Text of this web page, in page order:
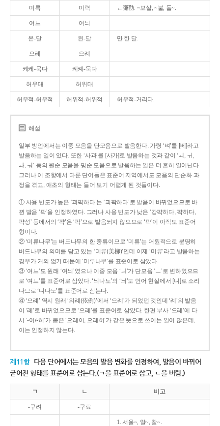
미륵 미력 ←彌勒. ~보살, ~불, 돌~.
여느 여늬
온-달 왼-달 만 한 달.
으레 으례
케케-묵다 켸켸-묵다
허우대 허위대
허우적-허우적 허위적-허위적 허우적-거리다.
해설
일부 방언에서는 이중 모음을 단모음으로 발음한다. 가령 ‘벼’를 [베]라고
발음하는 일이 있다. 또한 ‘사과’를 [사가]로 발음하는 것과 같이 ‘ㅚ, ㅟ,
ㅘ, ㅝ’ 등의 원순 모음을 평순 모음으로 발음하는 일은 더 흔히 일어난다.
그러나 이 조항에서 다룬 단어들은 표준어 지역에서도 모음의 단순화 과
정을 겪고, 애초의 형태는 들어 보기 어렵게 된 것들이다.
① 사용 빈도가 높은 ‘괴퍅하다’는 ‘괴팍하다’로 발음이 바뀌었으므로 바
뀐 발음 ‘팍’을 인정하였다. 그러나 사용 빈도가 낮은 ‘강퍅하다, 퍅하다,
퍅성’ 등에서의 ‘퍅’은 ‘팍’으로 발음되지 않으므로 ‘퍅’이 아직도 표준어
형이다.
② ‘미류나무’는 버드나무의 한 종류이므로 ‘미류’는 어원적으로 분명히
버드나무의 의미를 담고 있는 ‘미류(美柳)’인데 이제 ‘미류’라고 발음하는
경우가 거의 없기 때문에 ‘미루나무’를 표준어로 삼았다.
③ ‘여느’도 원래 ‘여늬’였으나 이중 모음 ‘ㅢ’가 단모음 ‘ㅡ’로 변하였으므
로 ‘여느’를 표준어로 삼았다. ‘늬나노’의 ‘늬’도 언어 현실에서 [니]로 소리
나므로 ‘니나노’를 표준어로 삼는다.
④ ‘으례’ 역시 원래 ‘의례(依例)’에서 ‘으례’가 되었던 것인데 ‘례’의 발음
이 ‘레’로 바뀌었으므로 ‘으레’를 표준어로 삼았다. 한편 부사 ‘으레’에 다
시 ‘-이/-히’가 붙은 ‘으레이, 으레히’가 같은 뜻으로 쓰이는 일이 많은데,
이는 인정하지 않는다.
제11항 다음 단어에서는 모음의 발음 변화를 인정하여, 발음이 바뀌어
굳어진 형태를 표준어로 삼는다.(ㄱ을 표준어로 삼고, ㄴ을 버림.)
ㄱ ㄴ 비고
-구려 -구료
1. 서울~, 알~, 찰~.